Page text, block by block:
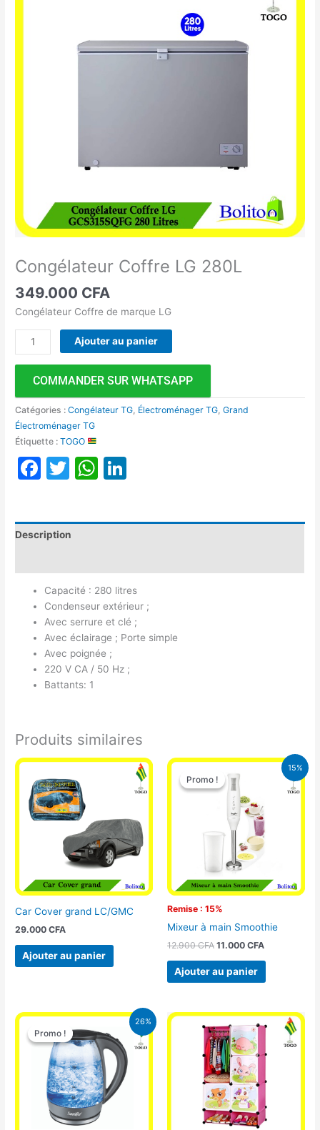
Congélateur Coffre LG 280L
349.000 CFA
Congélateur Coffre de marque LG
Ajouter au panier
COMMANDER SUR WHATSAPP
Catégories :Congélateur TG Électroménager TG ,Grand
Électroménager TG
Étiquette :TOGO
Facebook
TwitterWhatsApp
Description
Capacité : 280 litres
Condenseur extérieur ;
Avec serrure et clé ;
Avec éclairage ; Porte simple
Avec poignée ;
220 V CA / 50 Hz ;
Battants: 1
Produits similaires
Car Cover grand LC/GMC
29.000CFA
Ajouter au panier
15%
Promo !
Remise : 15%
Promo !
Mixeur à main Smoothie
12.900CFA
Le
prix
initial
était :
12.900 CFA.
11.000 CFA
Le
Ajouter au panier
26%
Promo !
Promo !
Le
prix
initial
16.900 CFA.
Le
prix
actuel
est :
12.500 CFA.